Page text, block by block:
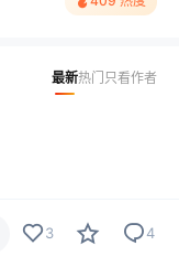
最新热门 只看作者
3 4